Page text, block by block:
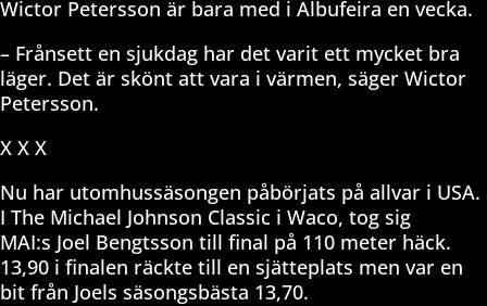
Wictor Petersson är bara med i Albufeira en vecka.
– Frånsett en sjukdag har det varit ett mycket bra
läger. Det är skönt att vara i värmen, säger Wictor
Petersson.
X X X
Nu har utomhussäsongen påbörjats på allvar i USA.
I The Michael Johnson Classic i Waco, tog sig
MAI:s Joel Bengtsson till final på 110 meter häck.
13,90 i finalen räckte till en sjätteplats men var en
bit från Joels säsongsbästa 13,70.